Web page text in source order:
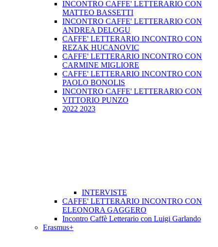
INCONTRO CAFFE' LETTERARIO CON
MATTEO BASSETTI
INCONTRO CAFFE' LETTERARIO CON
ANDREA DELOGU
CAFFE' LETTERARIO INCONTRO CON
REZAK HUCANOVIC
CAFFE' LETTERARIO INCONTRO CON
CARMINE MIGLIORE
CAFFE' LETTERARIO INCONTRO CON
PAOLO BONOLIS
INCONTRO CAFFE' LETTERARIO CON
VITTORIO PUNZO
2022 2023
INTERVISTE
CAFFE' LETTERARIO INCONTRO CON
ELEONORA GAGGERO
Incontro Caffè Letterario con Luigi Garlando
Erasmus+